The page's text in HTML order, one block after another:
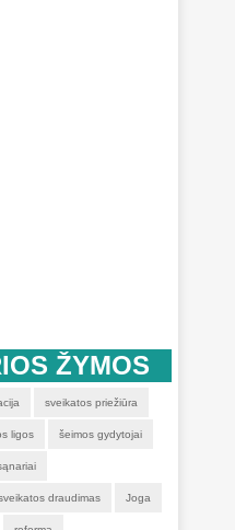
ŽYMOS
sveikatos priežiūra
ligos šeimos gydytojai
draudimas Joga